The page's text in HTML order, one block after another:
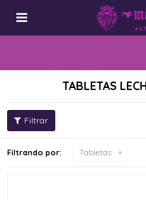

TABLETAS
Filtrando por: Tabletas